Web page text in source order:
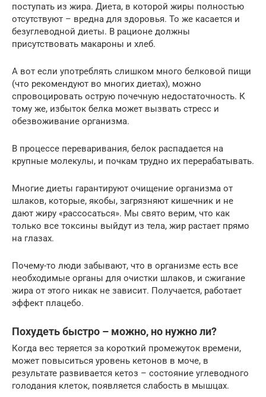
поступать из жира. Диета, в которой жиры полностью
отсутствуют – вредна для здоровья. То же касается и
безуглеводной диеты. В рационе должны
присутствовать макароны и хлеб.
А вот если употреблять слишком много белковой пищи
(что рекомендуют во многих диетах), можно
спровоцировать острую почечную недостаточность. К
тому же, избыток белка может вызвать стресс и
обезвоживание организма.
В процессе переваривания, белок распадается на
крупные молекулы, и почкам трудно их перерабатывать.
Многие диеты гарантируют очищение организма от
шлаков, которые, якобы, загрязняют кишечник и не
дают жиру «рассосаться». Мы свято верим, что как
только все токсины выйдут из тела, жир растает прямо
на глазах.
Почему-то люди забывают, что в организме есть все
необходимые органы для очистки шлаков, и сжигание
жира от этого никак не зависит. Получается, работает
эффект плацебо.
Похудеть быстро – можно, но нужно ли?
Когда вес теряется за короткий промежуток времени,
может повыситься уровень кетонов в моче, в
результате развивается кетоз – состояние углеводного
голодания клеток, появляется слабость в мышцах.